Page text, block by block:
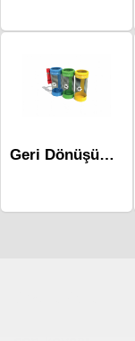
Geri Dönüşüm Atık Üniteleri Mak-697c